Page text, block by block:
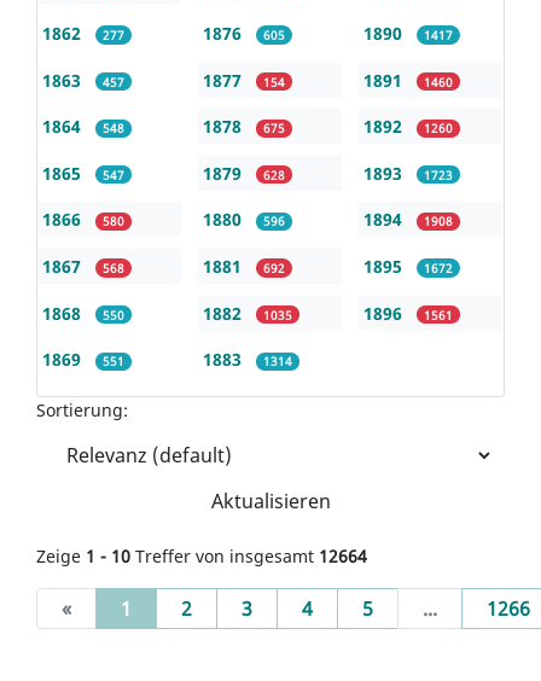
1862 277
1863 457
1864 548
1865 547
1866 580
1867 568
1868 550
1869 551
1876 605
1877 154
1878 675
1879 628
1880 596
1881 692
1882 1035
1883 1314
1890 1417
1891 1460
1892 1260
1893 1723
1894 1908
1895 1672
1896 1561
Sortierung:
Aktualisieren
Zeige 1 - 10 Treffer von insgesamt 12664
« 1 (current)
2 3 4 5 ... 1266